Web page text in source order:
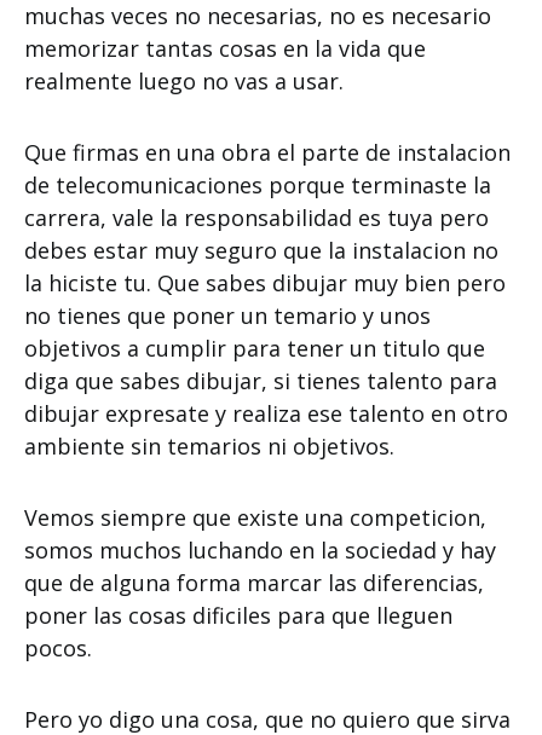
muchas veces no necesarias, no es necesario
memorizar tantas cosas en la vida que
realmente luego no vas a usar.
Que firmas en una obra el parte de instalacion
de telecomunicaciones porque terminaste la
carrera, vale la responsabilidad es tuya pero
debes estar muy seguro que la instalacion no
la hiciste tu. Que sabes dibujar muy bien pero
no tienes que poner un temario y unos
objetivos a cumplir para tener un titulo que
diga que sabes dibujar, si tienes talento para
dibujar expresate y realiza ese talento en otro
ambiente sin temarios ni objetivos.
Vemos siempre que existe una competicion,
somos muchos luchando en la sociedad y hay
que de alguna forma marcar las diferencias,
poner las cosas dificiles para que lleguen
pocos.
Pero yo digo una cosa, que no quiero que sirva